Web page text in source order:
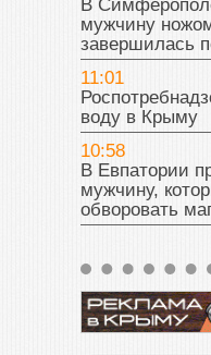
В
мужчину
завершилась
11:01
воду в Крыму
10:58
В Евпатории
мужчину,
обворовать